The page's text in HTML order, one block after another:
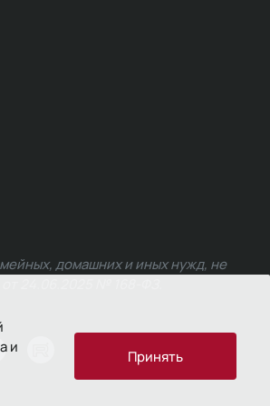
и
Принять
домашних и иных нужд, не